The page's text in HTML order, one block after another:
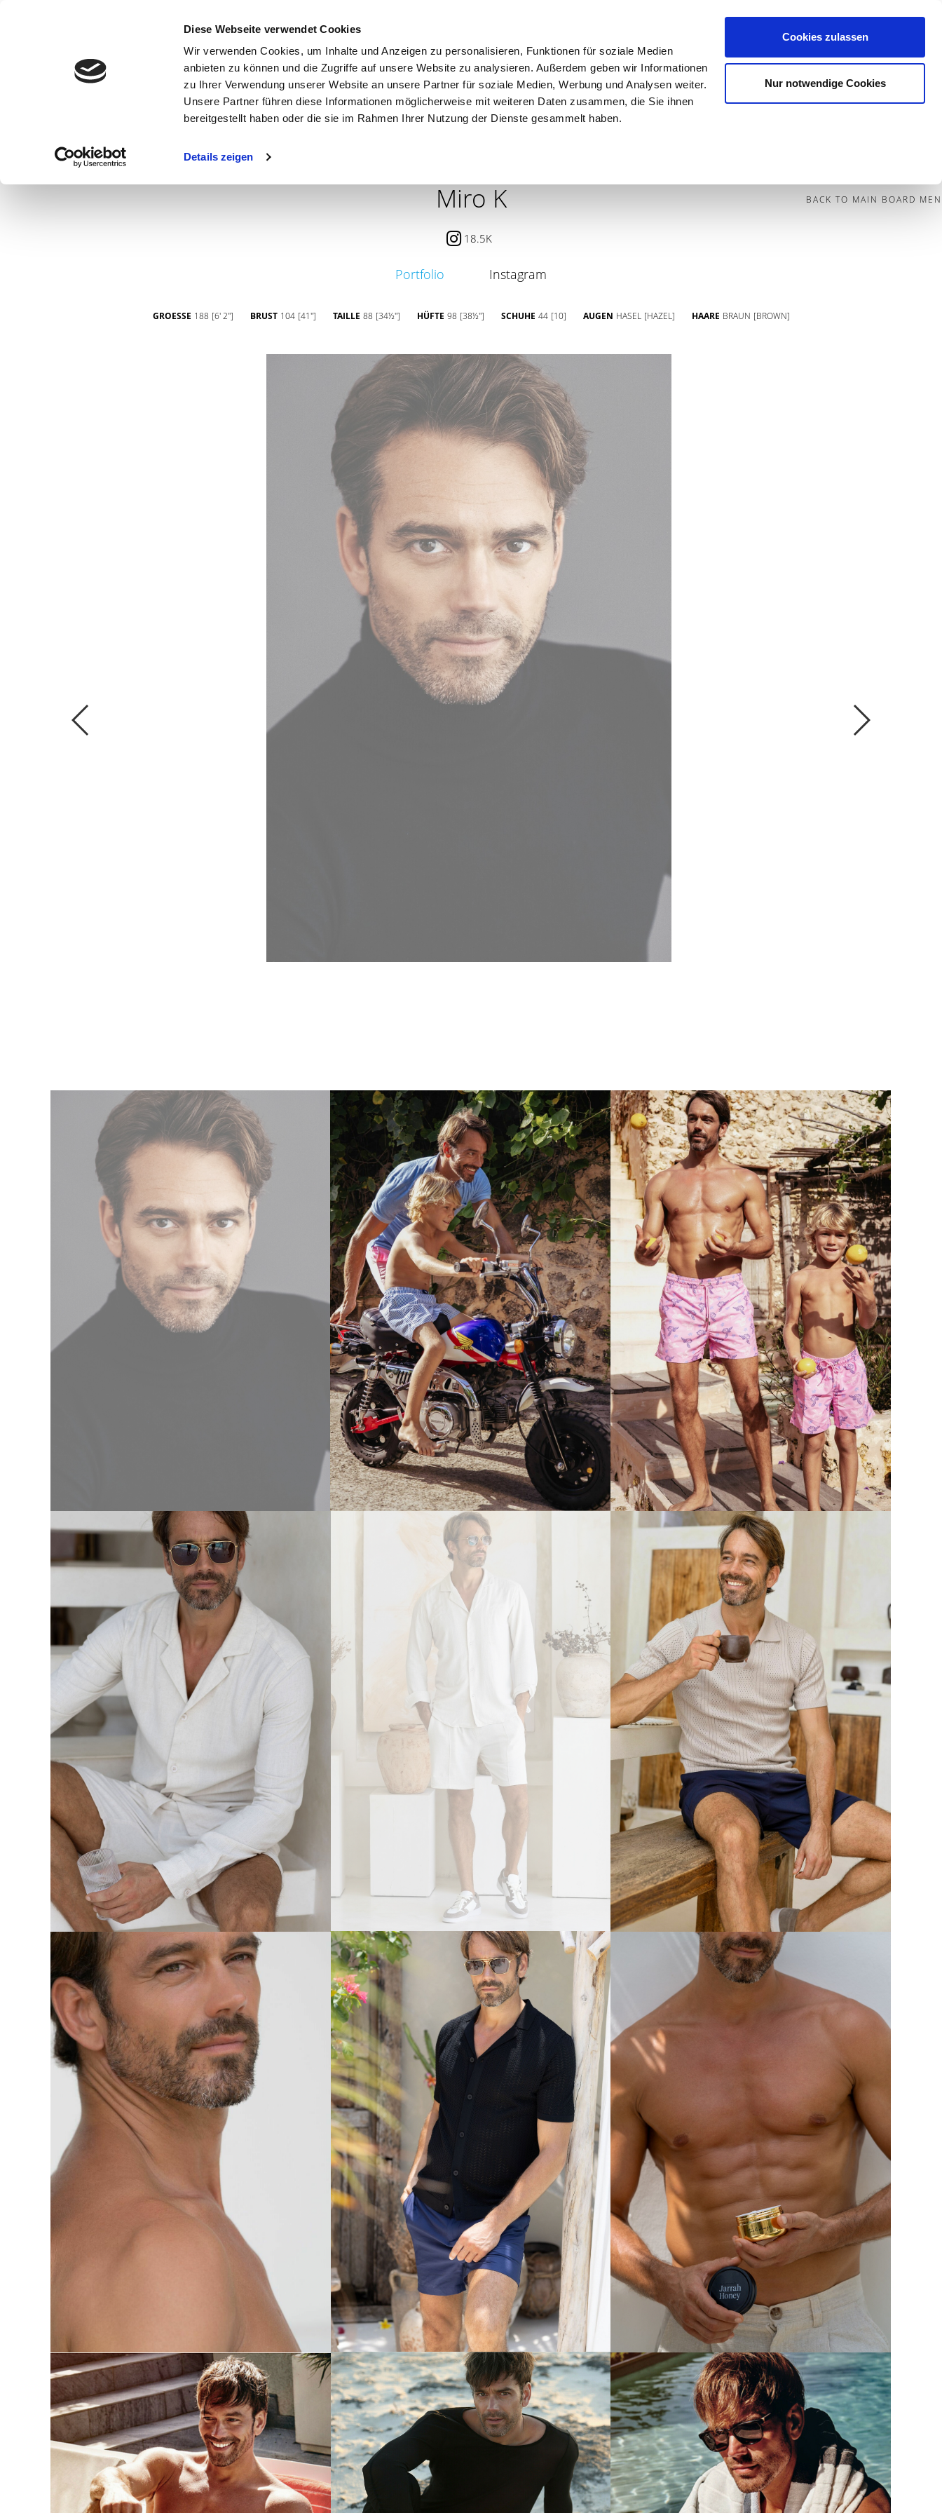
Diese Webseite verwendet Cookies
Wir verwenden Cookies, um Inhalte und Anzeigen zu personalisieren, Funktionen für soziale Medien
anbieten zu können und die Zugriffe auf unsere Website zu analysieren. Außerdem geben wir Informationen
zu Ihrer Verwendung unserer Website an unsere Partner für soziale Medien, Werbung und Analysen weiter.
Unsere Partner führen diese Informationen möglicherweise mit weiteren Daten zusammen, die Sie ihnen
bereitgestellt haben oder die sie im Rahmen Ihrer Nutzung der Dienste gesammelt haben.
Details zeigen
Cookies zulassen
Nur notwendige Cookies
Contact
Miro K BACK TO MAIN BOARD MEN
18.5K
Portfolio Instagram
GROESSE 188 [6' 2''] BRUST 104 [41''] TAILLE 88 [34½''] HÜFTE 98 [38½''] SCHUHE 44 [10] AUGEN HASEL [HAZEL] HAARE BRAUN [BROWN]